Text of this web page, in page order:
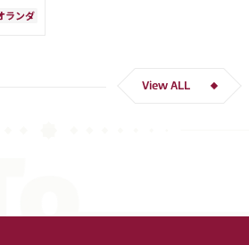
た」
ランダ
View ALL